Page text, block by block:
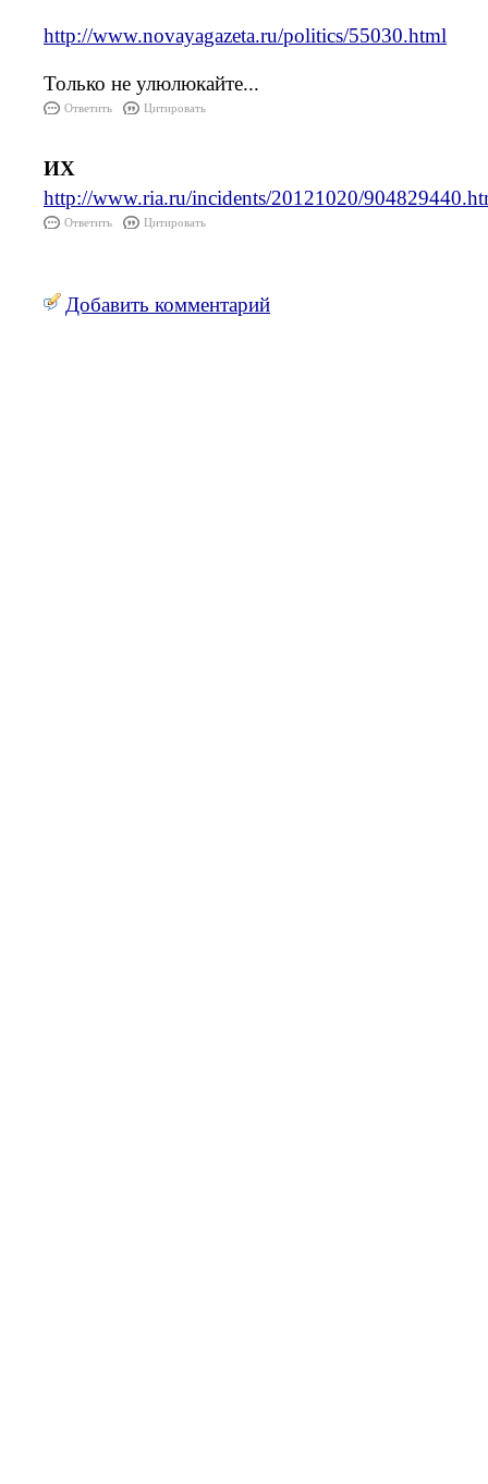
http://www.novayagazeta.ru/politics/55030.html
Только не улюлюкайте...
Ответить Цитировать
ИХ
http://www.ria.ru/incidents/20121020/
Ответить Цитировать
Добавить комментарий